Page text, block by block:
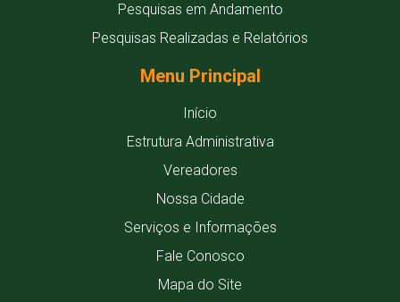
Pesquisas em Andamento
Pesquisas Realizadas e Relatórios
Menu Principal
Início
Estrutura Administrativa
Vereadores
Nossa Cidade
Serviços e Informações
Fale Conosco
Mapa do Site